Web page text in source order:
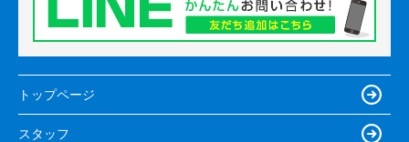
トップページ
スタッフ